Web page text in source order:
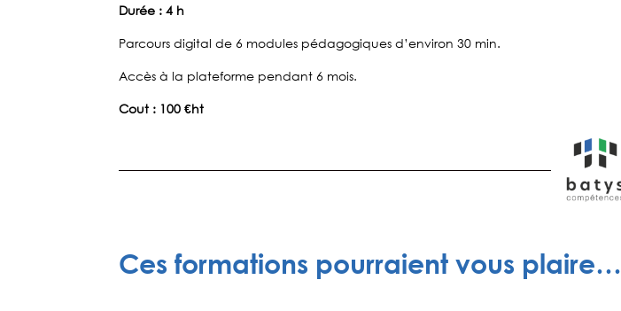
Durée : 4 h
Parcours digital de 6 modules pédagogiques d’environ 30 min.
Accès à la plateforme pendant 6 mois.
Cout : 100 €ht
Ces formations pourraient vous plaire…